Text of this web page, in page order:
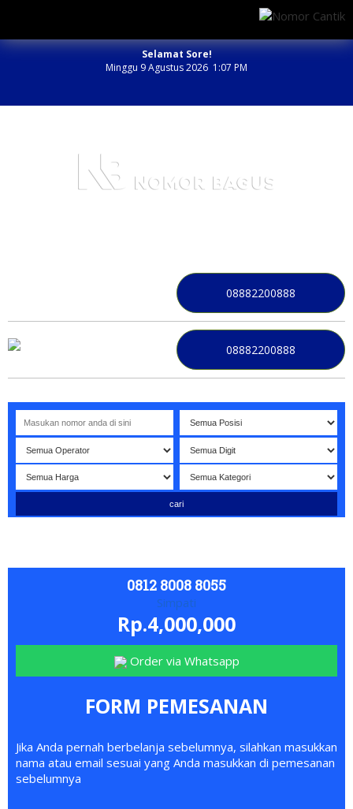
Selamat Sore!
Minggu 9 Agustus 2026 1:07 PM
08882200888
08882200888
0812 8008 8055
Simpati
Rp.4,000,000
Order via Whatsapp
FORM PEMESANAN
Jika Anda pernah berbelanja sebelumnya, silahkan masukkan
nama atau email sesuai yang Anda masukkan di pemesanan
sebelumnya